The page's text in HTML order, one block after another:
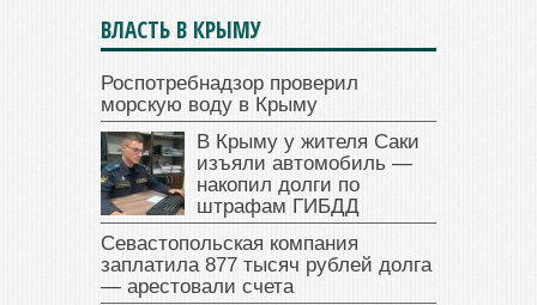
ВЛАСТЬ В КРЫМУ
Роспотребнадзор проверил
морскую воду в Крыму
В Крыму у жителя Саки
изъяли автомобиль —
накопил долги по
штрафам ГИБДД
Севастопольская компания
заплатила 877 тысяч рублей долга
— арестовали счета